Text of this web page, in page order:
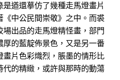
遒還摹仿了幾種走馬燈畫片
《中公民間崇敬》之中。而裘
出品的走馬燈精怪畫，部門
的藍靛佈景色，又是另一番
畫片色彩熾烈，脹墨的情形比
的精緻，或許與那時的動蕩